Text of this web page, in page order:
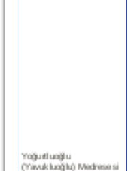
(Yavukluoğlu) Medresesi